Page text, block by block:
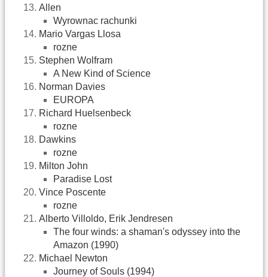
Allen
Wyrownac rachunki
Mario Vargas Llosa
rozne
Stephen Wolfram
A New Kind of Science
Norman Davies
EUROPA
Richard Huelsenbeck
rozne
Dawkins
rozne
Milton John
Paradise Lost
Vince Poscente
rozne
Alberto Villoldo, Erik Jendresen
The four winds: a shaman's odyssey into the
Amazon (1990)
Michael Newton
Journey of Souls (1994)